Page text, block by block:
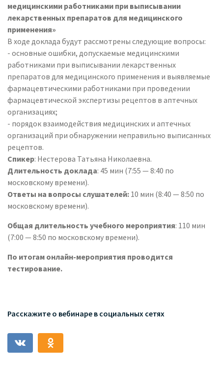
медицинскими работниками при выписывании
лекарственных препаратов для медицинского
применения»
В ходе доклада будут рассмотрены следующие вопросы:
- основные ошибки, допускаемые медицинскими
работниками при выписывании лекарственных
препаратов для медицинского применения и выявляемые
фармацевтическими работниками при проведении
фармацевтической экспертизы рецептов в аптечных
организациях;
- порядок взаимодействия медицинских и аптечных
организаций при обнаружении неправильно выписанных
рецептов.
Спикер: Нестерова Татьяна Николаевна.
Длительность доклада: 45 мин (7:55 — 8:40 по
московскому времени).
Ответы на вопросы слушателей: 10 мин (8:40 — 8:50 по
московскому времени).
Общая длительность учебного мероприятия: 110 мин
(7:00 — 8:50 по московскому времени).
По итогам онлайн-мероприятия проводится
тестирование.
Расскажите о вебинаре в социальных сетях